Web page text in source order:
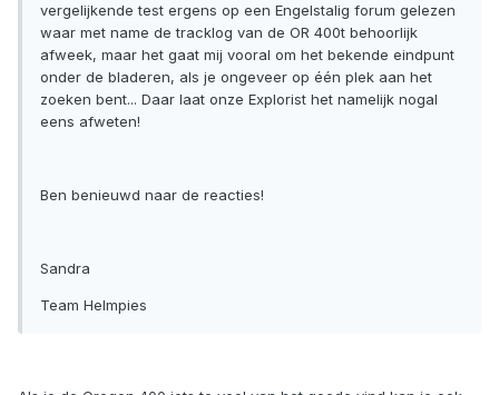
vergelijkende test ergens op een Engelstalig forum gelezen
waar met name de tracklog van de OR 400t behoorlijk
afweek, maar het gaat mij vooral om het bekende eindpunt
onder de bladeren, als je ongeveer op één plek aan het
zoeken bent... Daar laat onze Explorist het namelijk nogal
eens afweten!
Ben benieuwd naar de reacties!
Sandra
Team Helmpies